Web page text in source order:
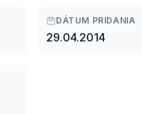
DÁTUM PRIDANIA
29.04.2014